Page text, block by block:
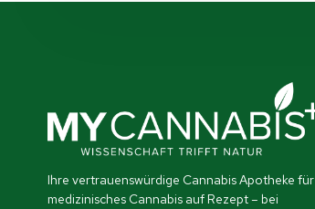
Ihre vertrauenswürdige Cannabis Apotheke für
medizinisches Cannabis auf Rezept – bei